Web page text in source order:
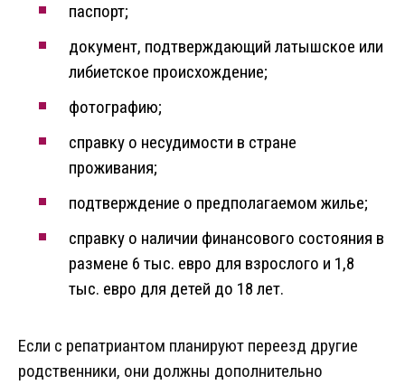
паспорт;
документ, подтверждающий латышское или
либиетское происхождение;
фотографию;
справку о несудимости в стране
проживания;
подтверждение о предполагаемом жилье;
справку о наличии финансового состояния в
размене 6 тыс. евро для взрослого и 1,8
тыс. евро для детей до 18 лет.
Если с репатриантом планируют переезд другие
родственники, они должны дополнительно